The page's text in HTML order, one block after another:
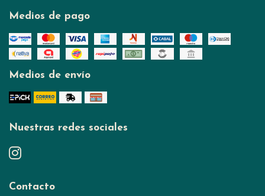
Medios de pago
Medios de envío
Nuestras redes sociales
Contacto